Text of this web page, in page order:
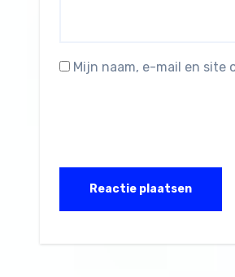
Mijn naam, e-mail en site